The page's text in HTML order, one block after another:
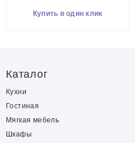
Купить в один клик
Каталог
Кухни
Гостиная
Мягкая мебель
Шкафы